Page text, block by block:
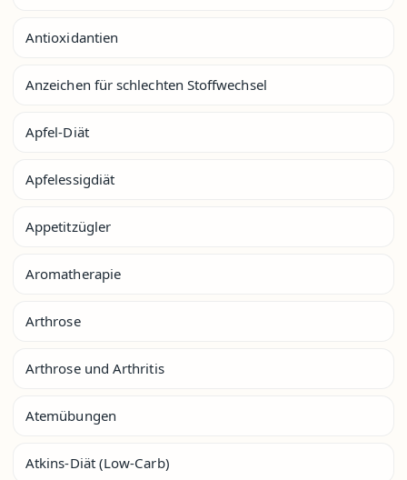
Antioxidantien
Anzeichen für schlechten Stoffwechsel
Apfel-Diät
Apfelessigdiät
Appetitzügler
Aromatherapie
Arthrose
Arthrose und Arthritis
Atemübungen
Atkins-Diät (Low-Carb)